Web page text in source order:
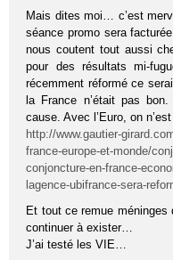
Mais dites moi… c’est
séance promo sera
nous coutent tout aussi
pour des résultats mi-
récemment réformé ce
la France n’était pas
cause. Avec l’Euro, on
http://www.gautier-
france-europe-et-monde/
conjoncture-en-france-
lagence-ubifrance-sera-
Et tout ce remue méninges
continuer à exister…
J’ai testé les VIE…